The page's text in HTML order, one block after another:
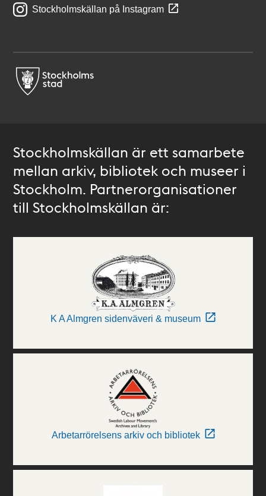
Stockholmskällan på Instagram
Stockholmskällan är ett samarbete
mellan arkiv, bibliotek och museer i
Stockholm. Partnerorganisationer
till Stockholmskällan är:
K A Almgren sidenväveri & museum
Arbetarrörelsens arkiv och bibliotek